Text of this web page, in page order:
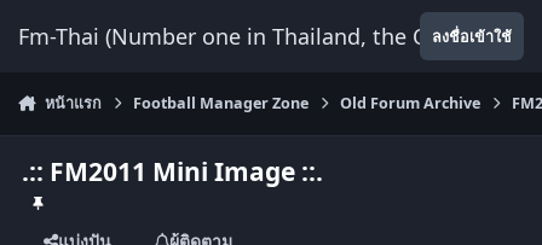
Fm-Thai (Number one in Thailand, the Onlyลงชื่อเข้าใช้
หน้าแรก Football Manager Zone Old Forum Archive
.:: FM2011 Mini Image ::.